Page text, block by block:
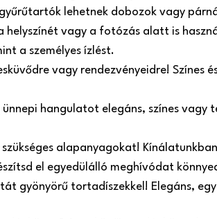
lehetnek dobozok vagy
vagy a fotózás alatt is
a személyes ízlést.
vagy rendezvényeidre!
ünnepi hangulatot elegáns, színes
szükséges alapanyagokat!
el egyedülálló meghívódat
gyönyörű tortadíszekkel! Elegáns,